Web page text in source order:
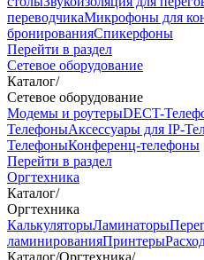
переводчикаМикрофоны для
бронированияСпикерфоны
Перейти в раздел
Сетевое оборудование
Каталог/
Сетевое оборудование
Модемы и роутерыDECT-
ТелефоныАксессуары для IP-
ТелефоныКонференц-телефоны
Перейти в раздел
Оргтехника
Каталог/
Оргтехника
КалькуляторыЛаминаторы
ламинированияПринтеры
Каталог/Оргтехника/